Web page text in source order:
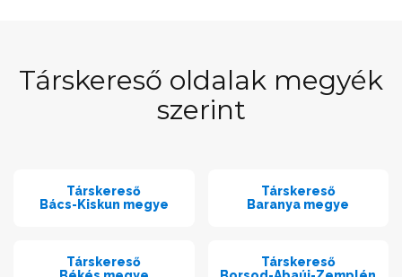
Társkereső oldalak megyék
szerint
Társkereső
Bács-Kiskun megye
Társkereső
Baranya megye
Társkereső
Társkereső